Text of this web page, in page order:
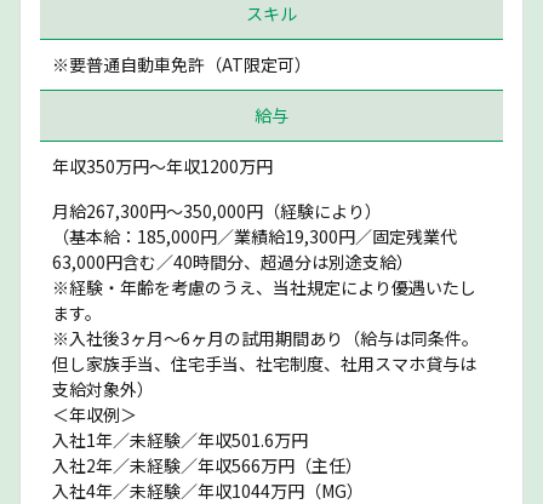
スキル
※要普通自動車免許（AT限定可）
給与
年収350万円〜年収1200万円
月給267,300円～350,000円（経験により）
（基本給：185,000円／業績給19,300円／固定残業代
63,000円含む／40時間分、超過分は別途支給）
※経験・年齢を考慮のうえ、当社規定により優遇いたし
ます。
※入社後3ヶ月〜6ヶ月の試用期間あり（給与は同条件。
但し家族手当、住宅手当、社宅制度、社用スマホ貸与は
支給対象外）
＜年収例＞
入社1年／未経験／年収501.6万円
入社2年／未経験／年収566万円（主任）
入社4年／未経験／年収1044万円（MG）